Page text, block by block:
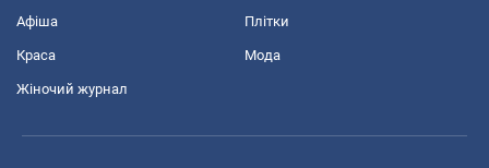
Афіша Плітки
Краса Мода
Жіночий журнал